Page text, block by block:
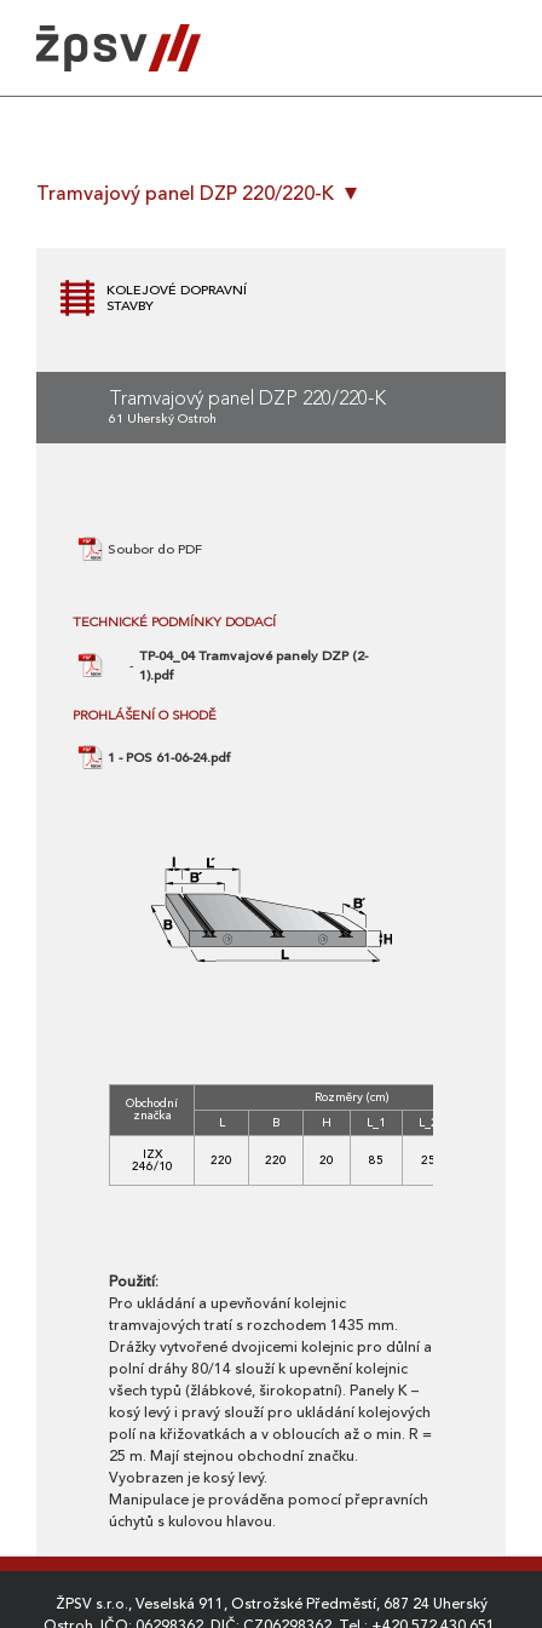
content
Tramvajový panel DZP 220/220-K
KOLEJOVÉ DOPRAVNÍ
STAVBY
Tramvajový panel DZP 220/220-K
61 Uherský Ostroh
Soubor do PDF
TECHNICKÉ PODMÍNKY DODACÍ
TP-04_04 Tramvajové panely DZP (2-
1).pdf
PROHLÁŠENÍ O SHODĚ
1 - POS 61-06-24.pdf
Obchodní
značka
Rozměry (cm)
L B H L_1 L_2
IZX
246/10 220 220 20 85 25
Použití:
Pro ukládání a upevňování kolejnic
tramvajových tratí s rozchodem 1435 mm.
Drážky vytvořené dvojicemi kolejnic pro důlní a
polní dráhy 80/14 slouží k upevnění kolejnic
všech typů (žlábkové, širokopatní). Panely K –
kosý levý i pravý slouží pro ukládání kolejových
polí na křižovatkách a v obloucích až o min. R =
25 m. Mají stejnou obchodní značku.
Vyobrazen je kosý levý.
Manipulace je prováděna pomocí přepravních
úchytů s kulovou hlavou.
ŽPSV s.r.o., Veselská 911, Ostrožské Předměstí, 687 24 Uherský